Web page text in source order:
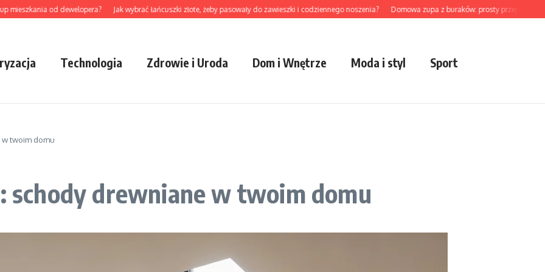
od dewelopera? Jak wybrać łańcuszki złote, żeby pasowały do zawieszki i codziennego noszenia? Domowa zupa z buraków: prosty przepis na
Technologia Zdrowie i Uroda Dom i Wnętrze Moda i styl Sport
twoim domu
schody drewniane w twoim domu